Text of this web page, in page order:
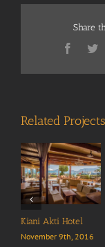
Share
Related Projects
Hotel
9th, 2016
Τo Δίχτυ